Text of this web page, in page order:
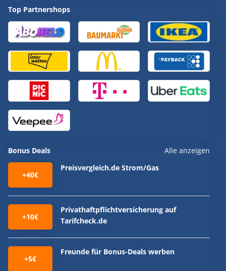
Top Partnershops
Bonus Deals Alle anzeigen
+40€
Preisvergleich.de Strom/Gas
+10€
Privathaftpflichtversicherung auf
Tarifcheck.de
+5€
Freunde für Bonus-Deals werben